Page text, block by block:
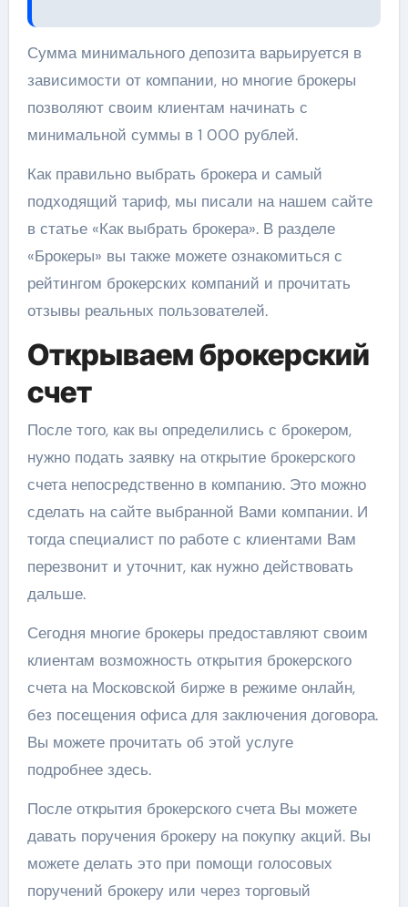
Сумма минимального депозита варьируется в
зависимости от компании, но многие брокеры
позволяют своим клиентам начинать с
минимальной суммы в 1 000 рублей.
Как правильно выбрать брокера и самый
подходящий тариф, мы писали на нашем сайте
в статье «Как выбрать брокера». В разделе
«Брокеры» вы также можете ознакомиться с
рейтингом брокерских компаний и прочитать
отзывы реальных пользователей.
Открываем брокерский
счет
После того, как вы определились с брокером,
нужно подать заявку на открытие брокерского
счета непосредственно в компанию. Это можно
сделать на сайте выбранной Вами компании. И
тогда специалист по работе с клиентами Вам
перезвонит и уточнит, как нужно действовать
дальше.
Сегодня многие брокеры предоставляют своим
клиентам возможность открытия брокерского
счета на Московской бирже в режиме онлайн,
без посещения офиса для заключения договора.
Вы можете прочитать об этой услуге
подробнее здесь.
После открытия брокерского счета Вы можете
давать поручения брокеру на покупку акций. Вы
можете делать это при помощи голосовых
поручений брокеру или через торговый